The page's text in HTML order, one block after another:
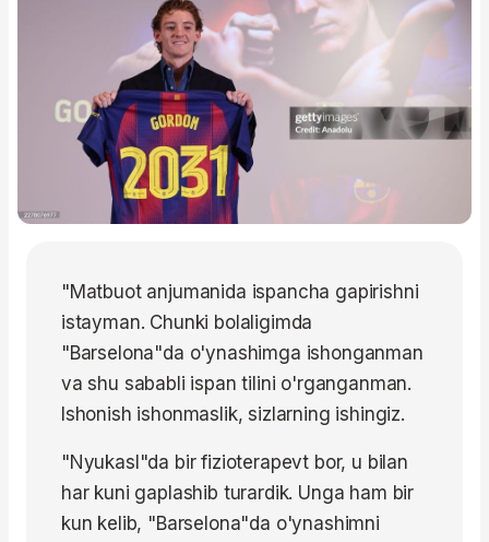
"Matbuot anjumanida ispancha gapirishni
istayman. Chunki bolaligimda
"Barselona"da o'ynashimga ishonganman
va shu sababli ispan tilini o'rganganman.
Ishonish ishonmaslik, sizlarning ishingiz.
"Nyukasl"da bir fizioterapevt bor, u bilan
har kuni gaplashib turardik. Unga ham bir
kun kelib, "Barselona"da o'ynashimni